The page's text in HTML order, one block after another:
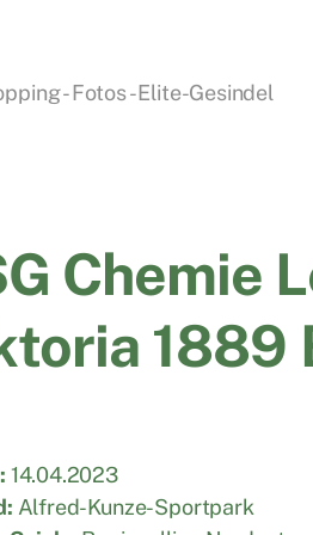
- Fotos - Elite-Gesindel
Chemie
1889
14.04.2023
Alfred-Kunze-Sportpark